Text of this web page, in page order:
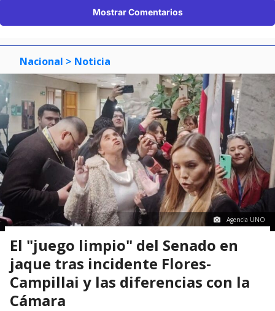
Mostrar Comentarios
Nacional > Noticia
Agencia UNO
El "juego limpio" del Senado en
jaque tras incidente Flores-
Campillai y las diferencias con la
Cámara